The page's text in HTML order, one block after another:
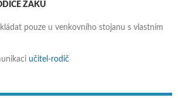
ŽÁKŮ
pouze u venkovního stojanu s vlastním
učitel-rodič